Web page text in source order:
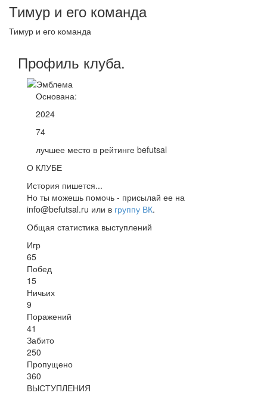
Тимур и его команда
Тимур и его команда
Профиль клуба.
Основана:
2024
74
лучшее место в рейтинге befutsal
О КЛУБЕ
История пишется...
Но ты можешь помочь - присылай ее на
info@befutsal.ru или в группу ВК.
Общая статистика выступлений
Игр
65
Побед
15
Ничьих
9
Поражений
41
Забито
250
Пропущено
360
ВЫСТУПЛЕНИЯ